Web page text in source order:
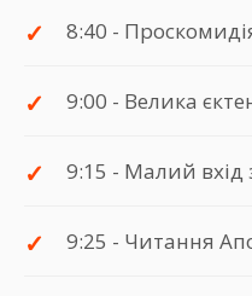
8:40 -
9:00 - Велика
9:15 - Малий вхід
9:25 - Читання